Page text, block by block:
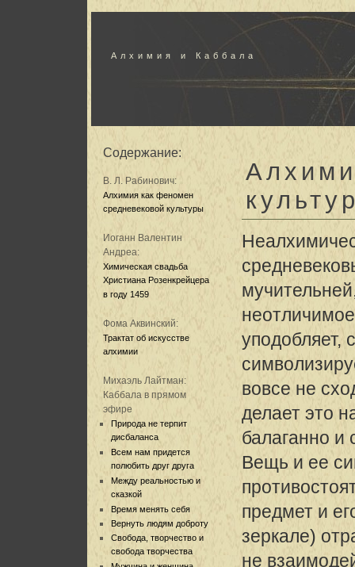
Алхимия и Каббала
Содержание:
В. Л. Рабинович:
Алхимия как феномен
средневековой культуры
Иоганн Валентин
Андреа:
Химическая свадьба
Христиана Розенкрейцера
в году 1459
Фома Аквинский:
Трактат об искусстве
алхимии
Михаэль Лайтман:
Каббала в прямом
эфире
Природа не терпит
дисбаланса
Всем нам придется
полюбить друг друга
Между реальностью и
сказкой
Время менять себя
Вернуть людям доброту
Свобода, творчество и
свобода творчества
уподобляет,
вовсе не
делает это
балаганно и
Вещь и ее
предмет и
зеркале)
не